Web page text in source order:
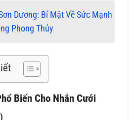
Dương: Bí Mật Về Sức Mạnh
Phong Thủy
Biến Cho Nhẫn Cưới